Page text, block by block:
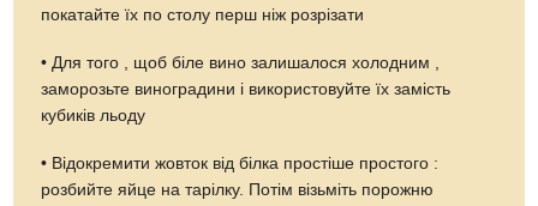
покатайте їх по столу перш ніж розрізати
• Для того , щоб біле вино залишалося холодним ,
заморозьте виноградини і використовуйте їх замість
кубиків льоду
• Відокремити жовток від білка простіше простого :
розбийте яйце на тарілку. Потім візьміть порожню